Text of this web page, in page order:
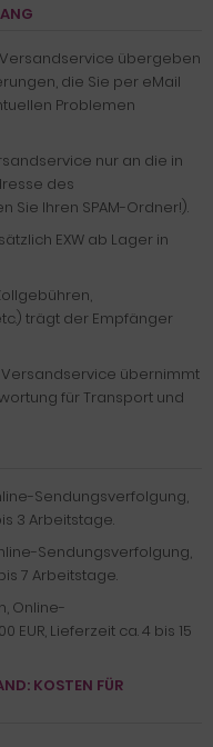
übergeben
die Sie per eMail
Problemen
nur an die in
des
Ihren SPAM-Ordner!).
EXW ab Lager in
trägt der Empfänger
übernimmt
für Transport und
Sendungsverfolgung,
3 Arbeitstage.
Sendungsverfolgung,
7 Arbeitstage.
Online-
Lieferzeit ca. 4 bis 15
KOSTEN FÜR